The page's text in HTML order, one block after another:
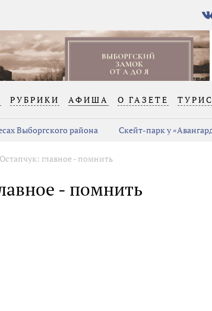
В
РУБРИКИ АФИША О ГАЗЕТЕ
Выборгского района Скейт-парк у
главное - помнить
- помнить